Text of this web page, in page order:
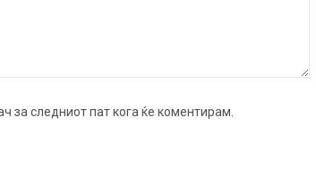
за следниот пат кога ќе коментирам.